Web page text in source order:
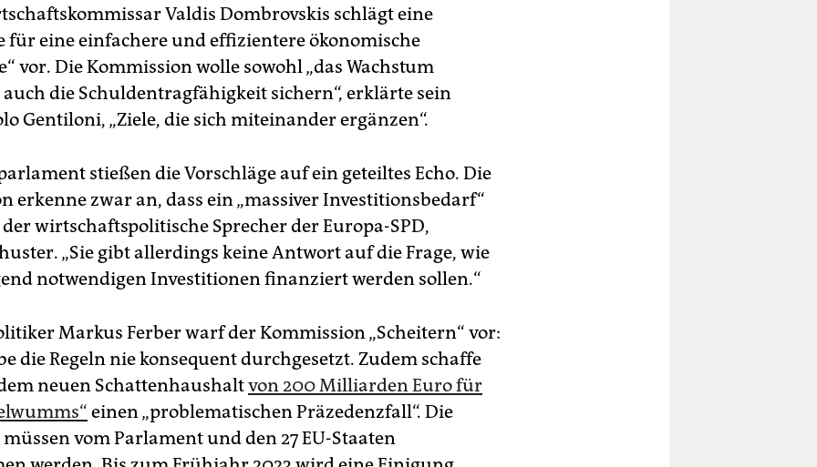
Valdis Dombrovskis schlägt eine
für eine einfachere und effizientere ökonomische
vor. Die Kommission wolle sowohl „das Wachstum
die Schuldentragfähigkeit sichern“, erklärte sein
Gentiloni, „Ziele, die sich miteinander ergänzen“.
stießen die Vorschläge auf ein geteiltes Echo. Die
erkenne zwar an, dass ein „massiver Investitionsbedarf“
der wirtschaftspolitische Sprecher der Europa-SPD,
„Sie gibt allerdings keine Antwort auf die Frage, wie
notwendigen Investitionen finanziert werden sollen.“
Markus Ferber warf der Kommission „Scheitern“ vor:
die Regeln nie konsequent durchgesetzt. Zudem schaffe
neuen Schattenhaushaltvon 200 Milliarden Euro für
einen „problematischen Präzedenzfall“. Die
vom Parlament und den 27 EU-Staaten